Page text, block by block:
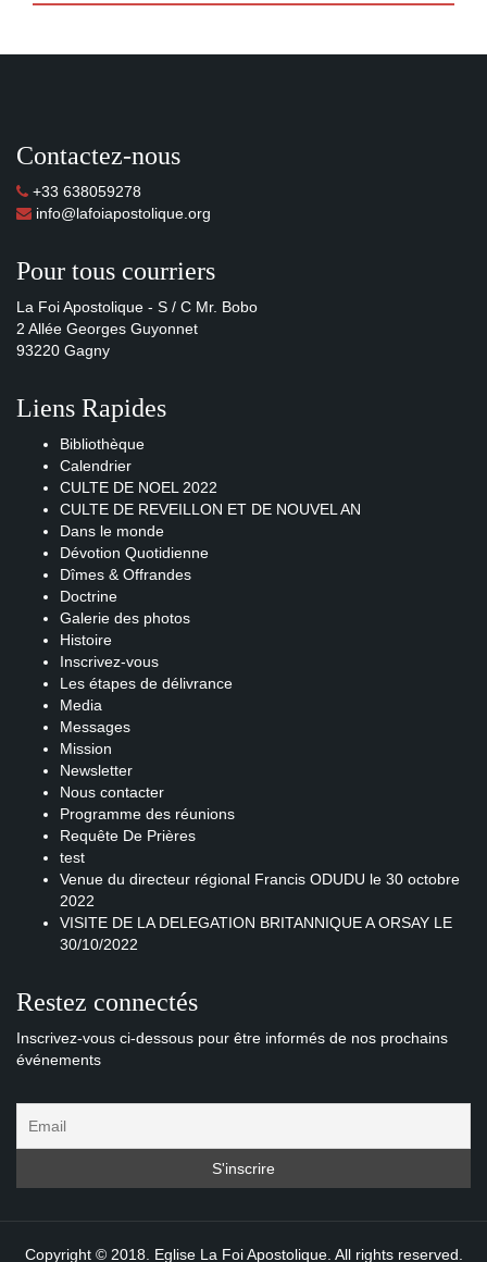
Contactez-nous
+33 638059278
info@lafoiapostolique.org
Pour tous courriers
La Foi Apostolique - S / C Mr. Bobo
2 Allée Georges Guyonnet
93220 Gagny
Liens Rapides
Bibliothèque
Calendrier
CULTE DE NOEL 2022
CULTE DE REVEILLON ET DE NOUVEL AN
Dans le monde
Dévotion Quotidienne
Dîmes & Offrandes
Doctrine
Galerie des photos
Histoire
Inscrivez-vous
Les étapes de délivrance
Media
Messages
Mission
Newsletter
Nous contacter
Programme des réunions
Requête De Prières
test
Venue du directeur régional Francis ODUDU le 30 octobre
2022
VISITE DE LA DELEGATION BRITANNIQUE A ORSAY LE
30/10/2022
Restez connectés
Inscrivez-vous ci-dessous pour être informés de nos prochains
événements
Copyright © 2018. Eglise La Foi Apostolique. All rights reserved.